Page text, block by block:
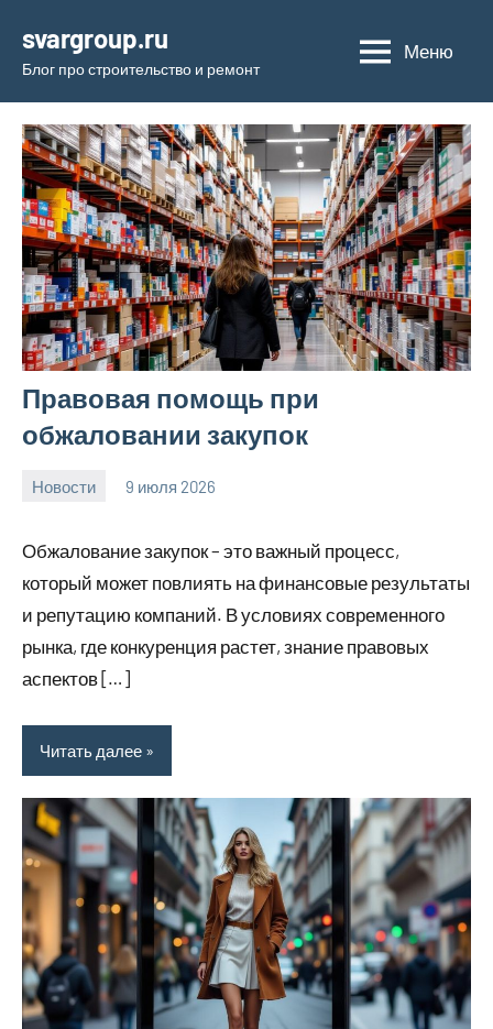
содержимому
svargroup.ru
Блог про строительство и ремонт
Меню
Правовая помощь при
обжаловании закупок
Новости 9 июля 2026
Обжалование закупок – это важный процесс,
который может повлиять на финансовые результаты
и репутацию компаний. В условиях современного
рынка, где конкуренция растет, знание правовых
аспектов […]
Читать далее